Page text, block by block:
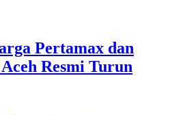
Pertamax dan
Resmi Turun